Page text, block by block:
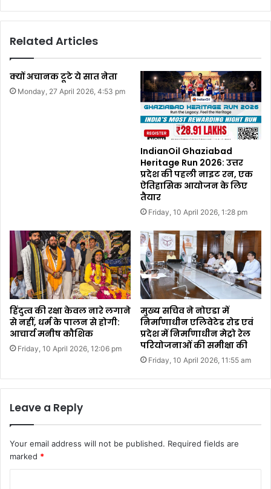
Related Articles
क्यों अचानक टूटे ये सात नेता
Monday, 27 April 2026, 4:53 pm
IndianOil Ghaziabad
Heritage Run 2026: उत्तर
प्रदेश की पहली नाइट रन, एक
ऐतिहासिक आयोजन के लिए
तैयार
Friday, 10 April 2026, 1:28 pm
हिंदुत्व की रक्षा केवल नारे लगाने
से नहीं, धर्म के पालन से होगी:
आचार्य मनीष कौशिक
Friday, 10 April 2026, 12:06 pm
मुख्य सचिव ने नोएडा में
निर्माणाधीन एलिवेटेड रोड एवं
प्रदेश में निर्माणाधीन मेट्रो रेल
परियोजनाओं की समीक्षा की
Friday, 10 April 2026, 11:55 am
Leave a Reply
Your email address will not be published. Required fields are
marked *